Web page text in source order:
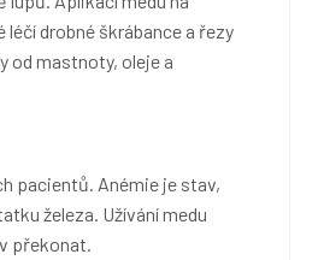
drobné škrábance a řezy
od mastnoty, oleje a
pacientů. Anémie je stav,
železa. Užívání medu
překonat.